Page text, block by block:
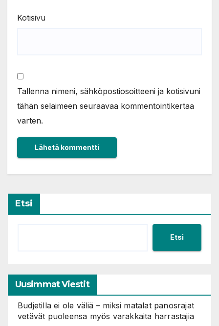
Kotisivu
Tallenna nimeni, sähköpostiosoitteeni ja kotisivuni
tähän selaimeen seuraavaa kommentointikertaa
varten.
Etsi
Etsi
Uusimmat Viestit
Budjetilla ei ole väliä – miksi matalat panosrajat
vetävät puoleensa myös varakkaita harrastajia